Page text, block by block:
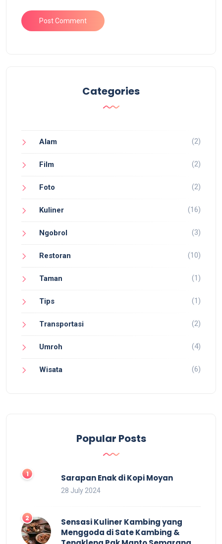
Categories
Alam (2)
Film (2)
Foto (2)
Kuliner (16)
Ngobrol (3)
Restoran (10)
Taman (1)
Tips (1)
Transportasi (2)
Umroh (4)
Wisata (6)
Popular Posts
Sarapan Enak di Kopi Moyan
28 July 2024
Sensasi Kuliner Kambing yang
Menggoda di Sate Kambing &